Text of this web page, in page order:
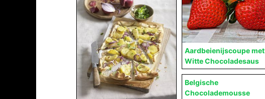
Aardbeienijscoupe met
Witte Chocoladesaus
Belgische
Chocolademousse